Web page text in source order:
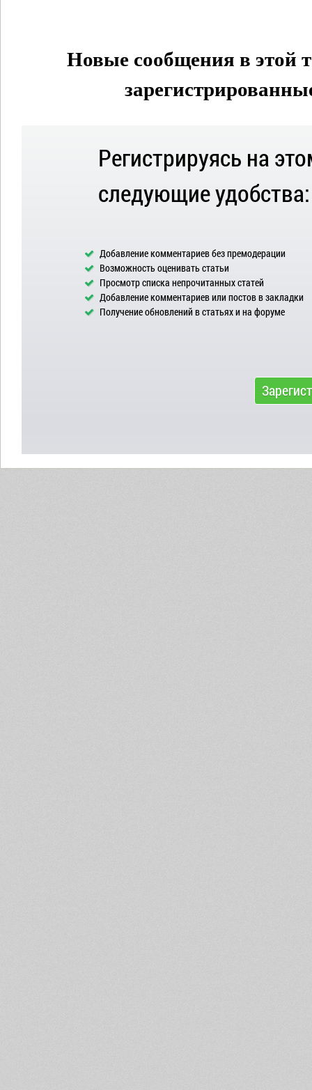
Новые сообщения в этой
Регистрируясь на
следующие удобства:
Добавление комментариев без премодерации
Возможность оценивать статьи
Просмотр списка непрочитанных статей
Добавление комментариев или постов в закладки
Получение обновлений в статьях и на форуме